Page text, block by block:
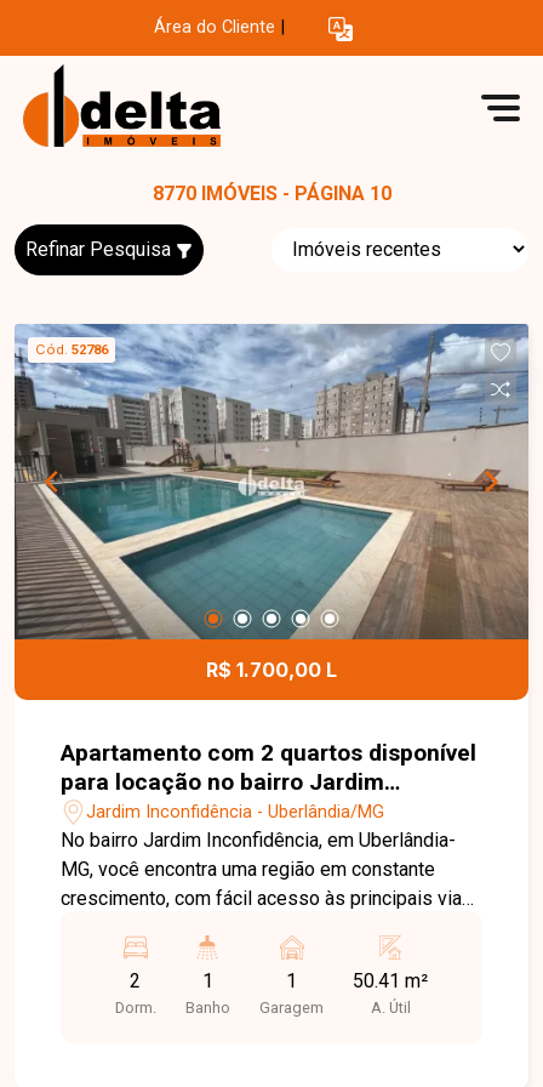
Área do Cliente
8770 IMÓVEIS - PÁGINA 10
Refinar Pesquisa
Cód. 52786
R$ 1.700,00 L
Apartamento com 2 quartos disponível
para locação no bairro Jardim
Inconfidência em Uberlândia-MG
Jardim Inconfidência - Uberlândia/MG
No bairro Jardim Inconfidência, em Uberlândia-
MG, você encontra uma região em constante
crescimento, com fácil acesso às principais vias
estar próxima a supermercados, escolas,
farmácias e diversos serviços, proporcionando
praticidade e qualidade de vida. Apartamento
2
Dorm.
1
Banho
1
Garagem
50.41 m²
A. Útil